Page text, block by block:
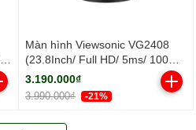
Màn hình Viewsonic VG2408
(23.8Inch/ Full HD/ 5ms/ 100HZ/
250cd/m2/ LED/ Tích hợp Loa)
3.190.000₫
3.990.000₫ -21%